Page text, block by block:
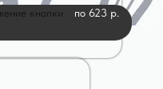
по 623 р.